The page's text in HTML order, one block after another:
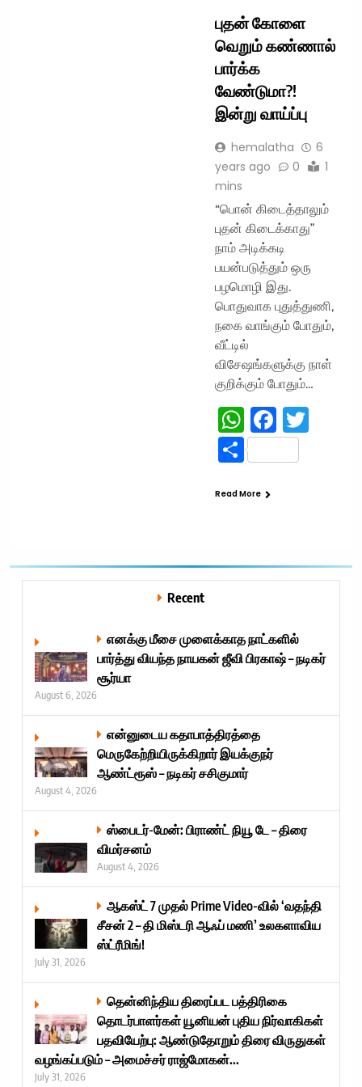
புதன் கோளை
வெறும் கண்ணால்
பார்க்க
வேண்டுமா?!
இன்று வாய்ப்பு
hemalatha
6
years ago
0
1
mins
“பொன் கிடைத்தாலும்
புதன் கிடைக்காது”
நாம் அடிக்கடி
பயன்படுத்தும் ஒரு
பழமொழி இது.
பொதுவாக புதுத்துணி,
நகை வாங்கும் போதும்,
வீட்டில்
விசேஷங்களுக்கு நாள்
குறிக்கும் போதும்…
WhatsApp
Share
Read More
Recent
எனக்கு மீசை முளைக்காத நாட்களில்
பார்த்து வியந்த நாயகன் ஜீவி பிரகாஷ் – நடிகர்
சூர்யா
August 6, 2026
என்னுடைய கதாபாத்திரத்தை
மெருகேற்றியிருக்கிறார் இயக்குநர்
ஆண்ட்ரூஸ் – நடிகர் சசிகுமார்
August 4, 2026
ஸ்பைடர்-மேன்: பிராண்ட் நியூ டே – திரை
விமர்சனம்
August 4, 2026
ஆகஸ்ட் 7 முதல் Prime Video-வில் ‘வதந்தி
சீசன் 2 – தி மிஸ்டரி ஆஃப் மணி’ உலகளாவிய
ஸ்ட்ரீமிங்!
July 31, 2026
தென்னிந்திய திரைப்பட பத்திரிகை
தொடர்பாளர்கள் யூனியன் புதிய நிர்வாகிகள்
பதவியேற்பு: ஆண்டுதோறும் திரை விருதுகள்
வழங்கப்படும் – அமைச்சர் ராஜ்மோகன்...
July 31, 2026